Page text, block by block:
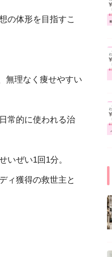
の体形を目指すこ
無理なく痩せやすい
常的に使われる治
いぜい1回1分。
ィ獲得の救世主と